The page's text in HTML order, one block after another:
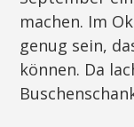
machen. Im
genug sein,
können. Da